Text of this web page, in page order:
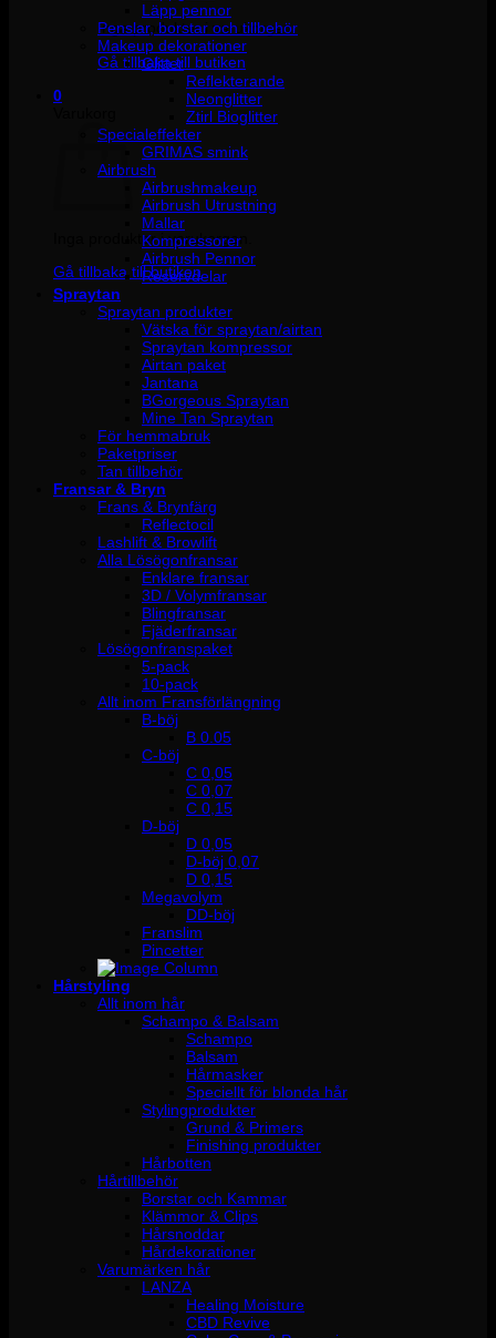
Inga produkter i varukorgen.
Gå tillbaka till butiken
0
Inga produkter i varukorgen.
Gå tillbaka till butiken
Läpp pennor
Penslar, borstar och tillbehör
Makeup dekorationer
Glitter
Reflekterande
Neonglitter
Ztirl Bioglitter
Specialeffekter
GRIMAS smink
Airbrush
Airbrushmakeup
Airbrush Utrustning
Mallar
Kompressorer
Airbrush Pennor
Reservdelar
Spraytan
Spraytan produkter
Vätska för spraytan/airtan
Spraytan kompressor
Airtan paket
Jantana
BGorgeous Spraytan
Mine Tan Spraytan
För hemmabruk
Paketpriser
Tan tillbehör
Fransar & Bryn
Frans & Brynfärg
Reflectocil
Lashlift & Browlift
Alla Lösögonfransar
Enklare fransar
3D / Volymfransar
Blingfransar
Fjäderfransar
Lösögonfranspaket
5-pack
10-pack
Allt inom Fransförlängning
B-böj
B 0.05
C-böj
C 0,05
C 0,07
C 0,15
D-böj
D 0,05
D-böj 0,07
D 0,15
Megavolym
DD-böj
Franslim
Pincetter
Hårstyling
Allt inom hår
Schampo & Balsam
Schampo
Balsam
Hårmasker
Speciellt för blonda hår
Stylingprodukter
Grund & Primers
Finishing produkter
Hårbotten
Hårtillbehör
Borstar och Kammar
Klämmor & Clips
Hårsnoddar
Hårdekorationer
Varumärken hår
LANZA
Healing Moisture
CBD Revive